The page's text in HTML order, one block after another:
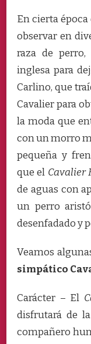
En cierta
observar en
raza de
inglesa para
Carlino, que
Cavalier para
la moda que
con un morro
pequeña y
que el Cavalier
de aguas con
un perro
desenfadado y
Veamos
simpático
Carácter – El
disfrutará de
compañero